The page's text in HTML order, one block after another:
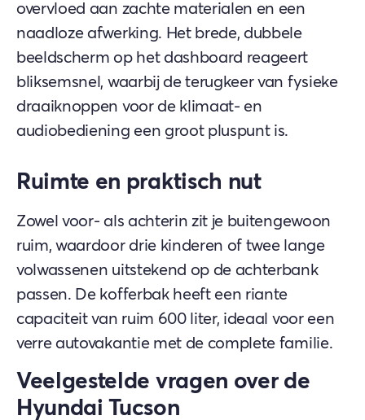
overvloed aan zachte materialen en een
naadloze afwerking. Het brede, dubbele
beeldscherm op het dashboard reageert
bliksemsnel, waarbij de terugkeer van fysieke
draaiknoppen voor de klimaat- en
audiobediening een groot pluspunt is.
Ruimte en praktisch nut
Zowel voor- als achterin zit je buitengewoon
ruim, waardoor drie kinderen of twee lange
volwassenen uitstekend op de achterbank
passen. De kofferbak heeft een riante
capaciteit van ruim 600 liter, ideaal voor een
verre autovakantie met de complete familie.
Veelgestelde vragen over de
Hyundai Tucson